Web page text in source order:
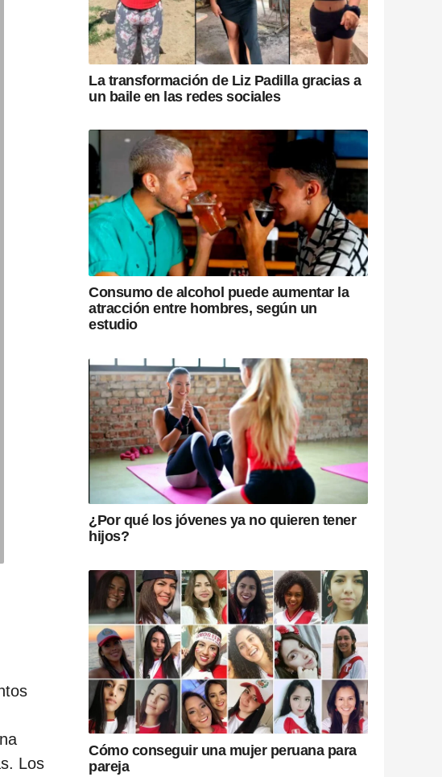
Los
La transformación de Liz Padilla gracias a
un baile en las redes sociales
Consumo de alcohol puede aumentar la
atracción entre hombres, según un
estudio
¿Por qué los jóvenes ya no quieren tener
hijos?
Cómo conseguir una mujer peruana para
pareja